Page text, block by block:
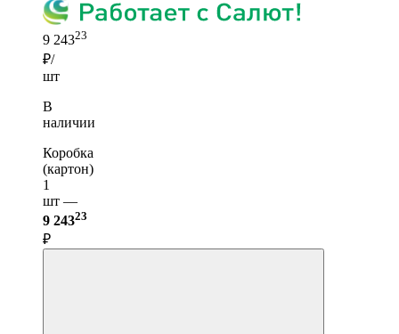
9 24323
₽/
шт
В
наличии
Коробка
(картон)
1
шт —
9 24323
₽